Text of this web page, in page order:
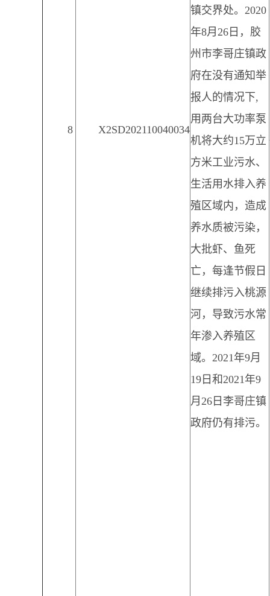
8 X2SD202110040034
镇交界处。2020
年8月26日，胶
州市李哥庄镇政
府在没有通知举
报人的情况下,
用两台大功率泵
机将大约15万立
方米工业污水、
生活用水排入养
殖区域内，造成
养水质被污染，
大批虾、鱼死
亡，每逢节假日
继续排污入桃源
河，导致污水常
年渗入养殖区
域。2021年9月
19日和2021年9
月26日李哥庄镇
政府仍有排污。